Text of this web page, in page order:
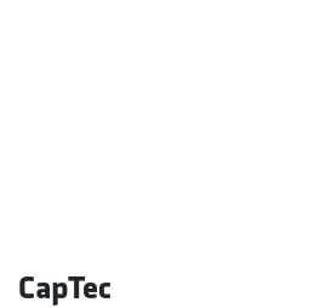
CapTec